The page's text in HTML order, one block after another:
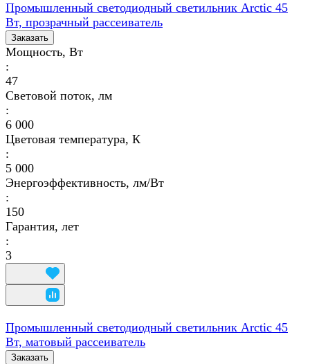
Промышленный светодиодный светильник Arctic 45
Вт, прозрачный рассеиватель
Заказать
Мощность, Вт
:
47
Световой поток, лм
:
6 000
Цветовая температура, К
:
5 000
Энергоэффективность, лм/Вт
:
150
Гарантия, лет
:
3
Промышленный светодиодный светильник Arctic 45
Вт, матовый рассеиватель
Заказать